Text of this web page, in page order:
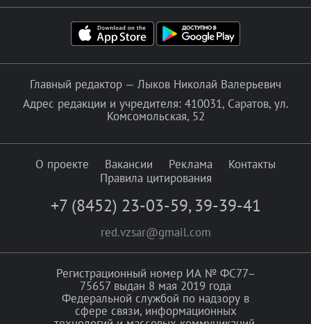
Главный редактор — Лыков Николай Валерьевич
Адрес редакции и учредителя: 410031, Саратов, ул.
Комсомольская, 52
О проекте Вакансии Реклама
Контакты
Правила цитирования
+7 (8452) 23-03-59, 39-39-41
red.vzsar@gmail.com
Регистрационный номер ИА № ФС77–
75657 выдан 8 мая 2019 года
Федеральной службой по надзору в
сфере связи, информационных